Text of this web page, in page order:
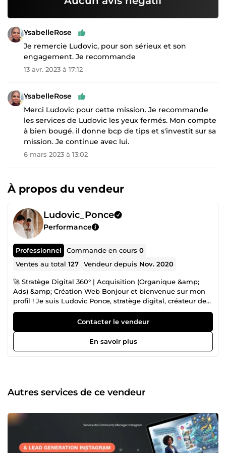
YsabelleRose
Je remercie Ludovic, pour son sérieux et son
engagement. Je recommande
13 avr. 2023 à 17:12
YsabelleRose
Merci Ludovic pour cette mission. Je recommande
les services de Ludovic les yeux fermés. Mon compte
à bien bougé. il donne bcp de tips et s'investit sur sa
mission. Je continue avec lui.
6 mars 2023 à 13:02
À propos du vendeur
Ludovic_Ponce
Performance
Professionnel Commande en cours0
Ventes au total127 Vendeur depuis Nov. 2020
🚀 Stratège Digital 360° | Acquisition (Organique &amp;
Ads) &amp; Création Web Bonjour et bienvenue sur mon
profil ! Je suis Ludovic Ponce, stratège digital, créateur de
sites web et expert en acquisition de trafic. Si vous êtes ici,
c'est que vous ne cherchez pas un simple prestataire qui
exécute des tâches sans réfléchir. Vous cherchez un
véritable partenaire capable de concevoir un plan d'action
global pour faire décoller votre activité de manière
sélection de l'École 42, j'ai développé une vision globale
qui fait la différence pour vos projets : La Stratégie (La
créer une page, je vous aide à définir une stratégie claire.
Ciblage, positionnement, choix des canaux de
communication : on pose des bases solides. L'Acquisition
(Le trafic) : J'attire votre client idéal grâce à une approche
Contacter le vendeur
En savoir plus
Autres services de ce vendeur